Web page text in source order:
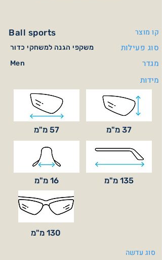
Ball sports קו מוצר
משקפי הגנה למשחקי כדור סוג פעילות
Men
מגדר
מידות
57 מ"מ 37 מ"מ
16 מ"מ 135 מ"מ
130 מ"מ
סוג עדשה